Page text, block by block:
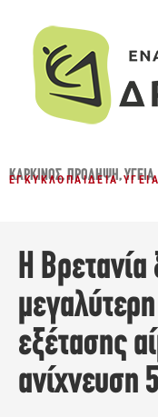
ΚΑΡΚΊΝΟΣ,ΠΡΌΛΗΨΗ,ΥΓΕΊΑ
ΕΓΚΥΚΛΟΠΑΊΔΕΙΑ
Η Βρετανία
εξέτασης
ανίχνευση